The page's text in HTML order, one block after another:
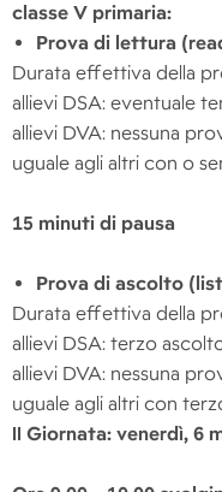
classe V primaria:
Prova di lettura
Durata effettiva della
allievi DSA: eventuale
allievi DVA: nessuna
uguale agli altri con o
15 minuti di pausa
Prova di ascolto
Durata effettiva della
allievi DSA: terzo
allievi DVA: nessuna
uguale agli altri con
II Giornata: venerdì, 6